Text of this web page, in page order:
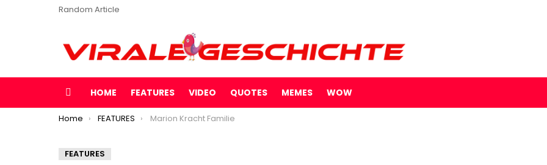
Random Article
HOME FEATURES VIDEO QUOTES MEMES WOW
You are here:
Home FEATURES Marion Kracht Familie
FEATURES